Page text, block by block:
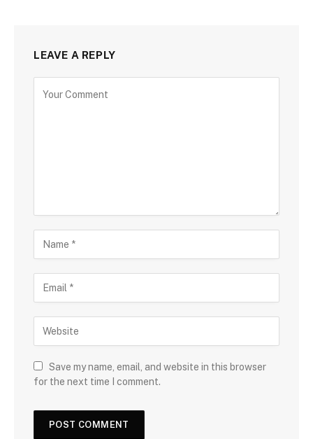
LEAVE A REPLY
Save my name, email, and website in this browser
for the next time I comment.